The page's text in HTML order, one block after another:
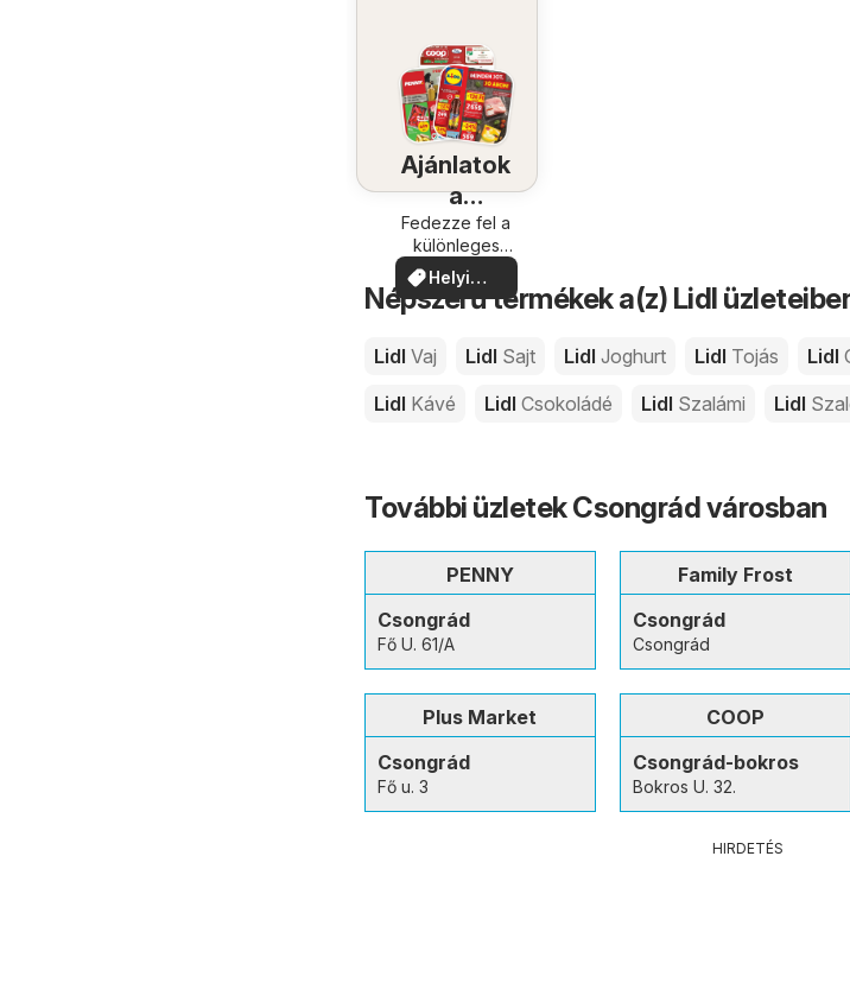
Ajánlatok
a
közelében
Fedezze fel a
különleges
ajánlatokat
Helyi
ajánlatok
Népszerű termékek a(z) Lidl
Lidl Vaj Lidl Sajt Lidl Joghurt Lidl Tojás Lidl
Lidl Kávé Lidl Csokoládé Lidl Szalámi Lidl
További üzletek Csongrád városban
PENNY
Csongrád
Fő U. 61/A
Family Frost
Csongrád
Csongrád
Plus Market
Csongrád
Fő u. 3
COOP
Csongrád-bokros
Bokros U. 32.
HIRDETÉS